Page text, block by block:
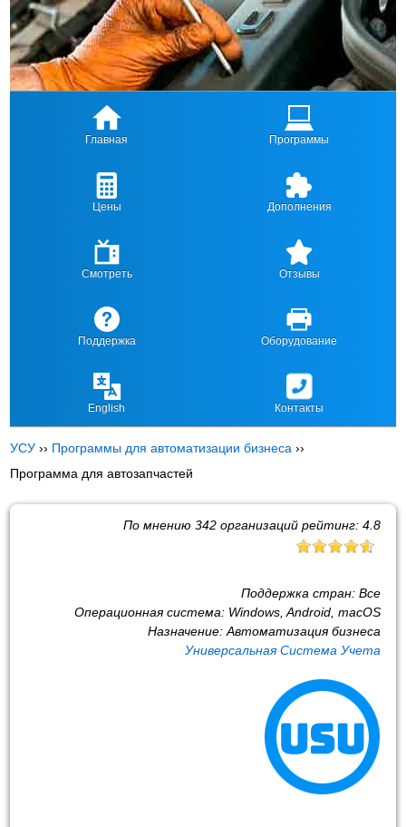
Главная Программы
Цены Дополнения
Смотреть Отзывы
Поддержка Оборудование
English Контакты
УСУ ›› Программы для автоматизации бизнеса ››
Программа для автозапчастей
По мнению 342организаций рейтинг: 4.8
Поддержка стран: Все
Операционная система: Windows, Android, macOS
Назначение: Автоматизация бизнеса
Универсальная Система Учета